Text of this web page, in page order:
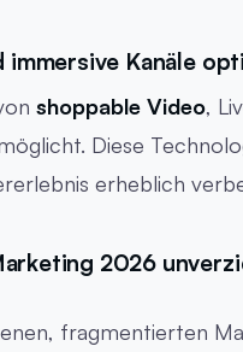
immersive Kanäle
shoppable Video,
Diese
erheblich
2026
fragmentierten